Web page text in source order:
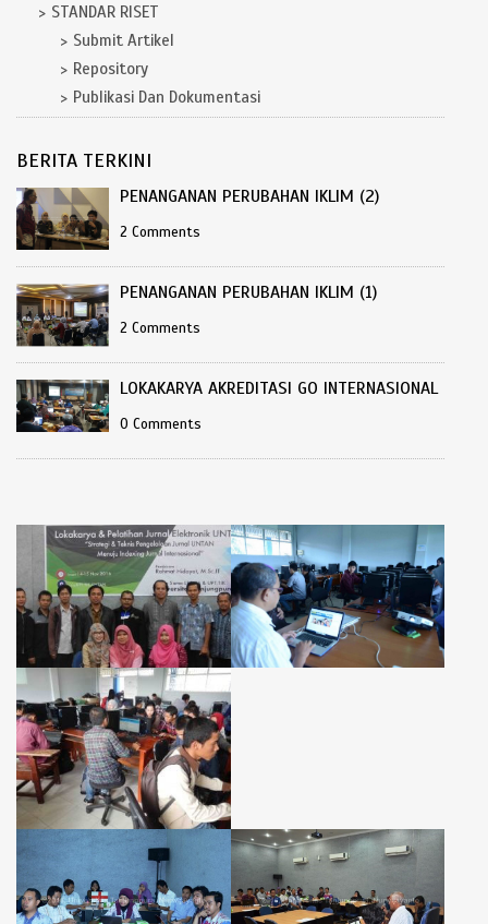
STANDAR RISET
Submit Artikel
Repository
Publikasi Dan Dokumentasi
BERITA TERKINI
PENANGANAN PERUBAHAN IKLIM (2)
2 Comments
PENANGANAN PERUBAHAN IKLIM (1)
2 Comments
LOKAKARYA AKREDITASI GO INTERNASIONAL
0 Comments